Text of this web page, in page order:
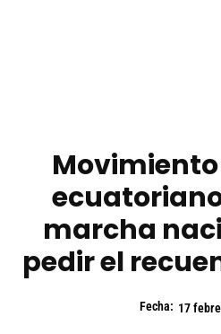
marcha
pedir el
Fecha: 17